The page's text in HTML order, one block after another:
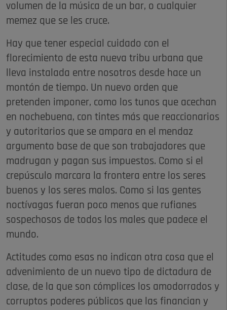
volumen de la música de un bar, o cualquier
memez que se les cruce.
Hay que tener especial cuidado con el
florecimiento de esta nueva tribu urbana que
lleva instalada entre nosotros desde hace un
montón de tiempo. Un nuevo orden que
pretenden imponer, como los tunos que acechan
en nochebuena, con tintes más que reaccionarios
y autoritarios que se ampara en el mendaz
argumento base de que son trabajadores que
madrugan y pagan sus impuestos. Como si el
crepúsculo marcara la frontera entre los seres
buenos y los seres malos. Como si las gentes
noctívagas fueran poco menos que rufianes
sospechosos de todos los males que padece el
mundo.
Actitudes como esas no indican otra cosa que el
advenimiento de un nuevo tipo de dictadura de
clase, de la que son cómplices los amodorrados y
corruptos poderes públicos que las financian y